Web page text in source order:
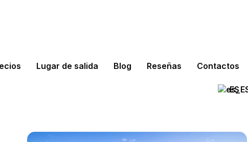
Lugar de salida Blog Reseñas Contactos
ES